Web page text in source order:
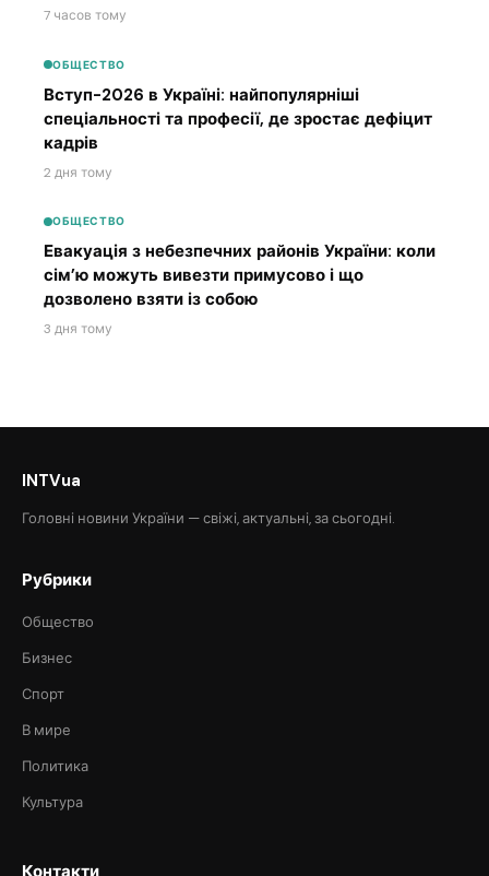
7 часов тому
ОБЩЕСТВО
Вступ-2026 в Україні: найпопулярніші
спеціальності та професії, де зростає дефіцит
кадрів
2 дня тому
ОБЩЕСТВО
Евакуація з небезпечних районів України: коли
сім’ю можуть вивезти примусово і що
дозволено взяти із собою
3 дня тому
INTVua
Головні новини України — свіжі, актуальні, за сьогодні.
Рубрики
Общество
Бизнес
Спорт
В мире
Политика
Культура
Контакти